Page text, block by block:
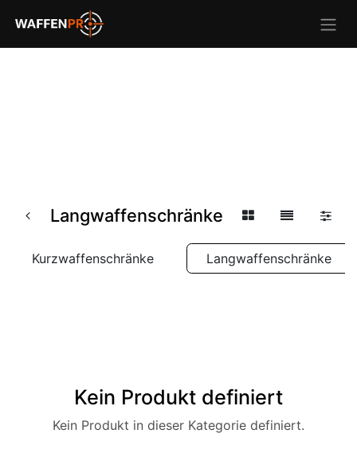
Langwaffenschränke
Kurzwaffenschränke Langwaffenschränke
Kein Produkt definiert
Kein Produkt in dieser Kategorie definiert.